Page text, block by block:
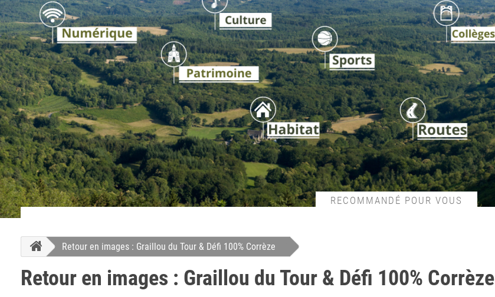
RECOMMANDÉ POUR VOUS
Retour en images : Graillou du Tour & Défi 100% Corrèze
Retour en images : Graillou du Tour & Défi 100% Corrèze